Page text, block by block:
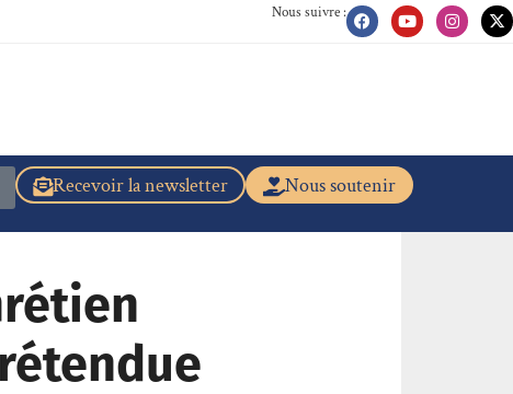
Nous suivre :
Nous soutenir
Recevoir la newsletter